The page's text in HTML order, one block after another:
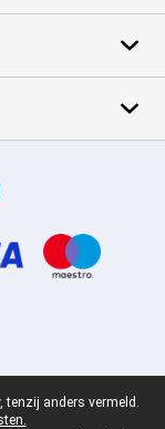
tenzij anders vermeld.